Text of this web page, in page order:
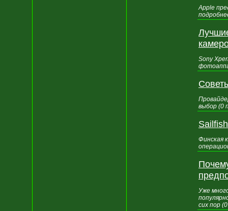
Apple
Sony
выбор (0
Финская
Уже
сих пор